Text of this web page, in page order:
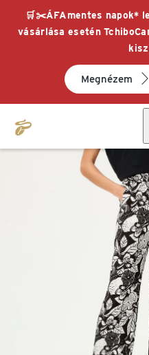
🛒✂️ÁFAmentes napok*
vásárlása esetén
Megnézem